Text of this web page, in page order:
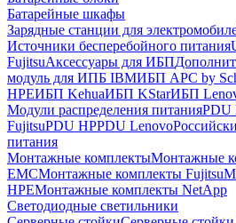
Батарейные шкафы
Зарядные станции для
Источники бесперебойного питания
FujitsuАксессуары для ИБП
модуль для ИПБ IBMИБП APC by
HPEИБП KehuaИБП KStarИБП
Модули распределения питанияPDU
FujitsuPDU HPPDU Lenovo
питания
Монтажные комплектыМонтажные
EMCМонтажные комплекты Fujitsu
HPEМонтажные комплекты NetApp
Светодиодные светильники